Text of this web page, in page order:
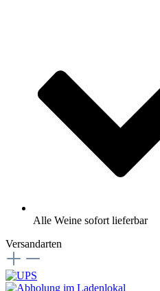
Alle Weine sofort lieferbar
Versandarten